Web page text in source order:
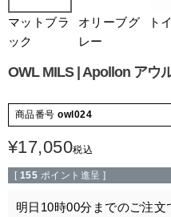
マットブラ
ック
オリーブグ
レー
ト
OWL MILS | Apollon アウ
商品番号 owl024
¥17,050税込
[ 155 ポイント進呈 ]
明日 10時00分 までのご注文